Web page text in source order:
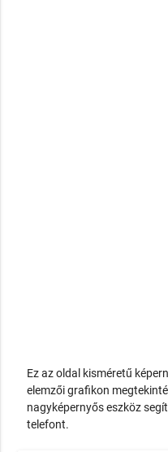
Ez az oldal kisméretű
elemzői grafikon
nagyképernyős eszköz
telefont.